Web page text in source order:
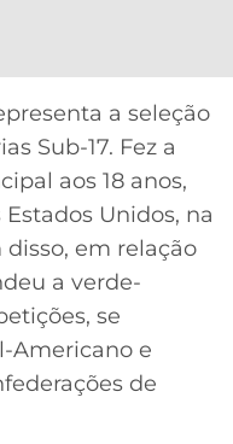
a seleção
Sub-17. Fez a
aos 18 anos,
Unidos, na
em relação
a verde-
se
Americano e
de